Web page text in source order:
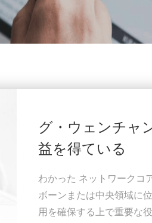
グ・ウェンチャ
益を得ている
わかった ネットワークコ
ボーンまたは中央領域に
用を確保する上で重要な